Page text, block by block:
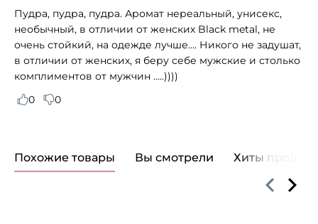
Пудра, пудра, пудра. Аромат нереальный, унисекс,
необычный, в отличии от женских Black metal, не
очень стойкий, на одежде лучше…. Никого не задушат,
в отличии от женских, я беру себе мужские и столько
комплиментов от мужчин …..))))
0
0
Похожие товары Вы смотрели Хиты продаж